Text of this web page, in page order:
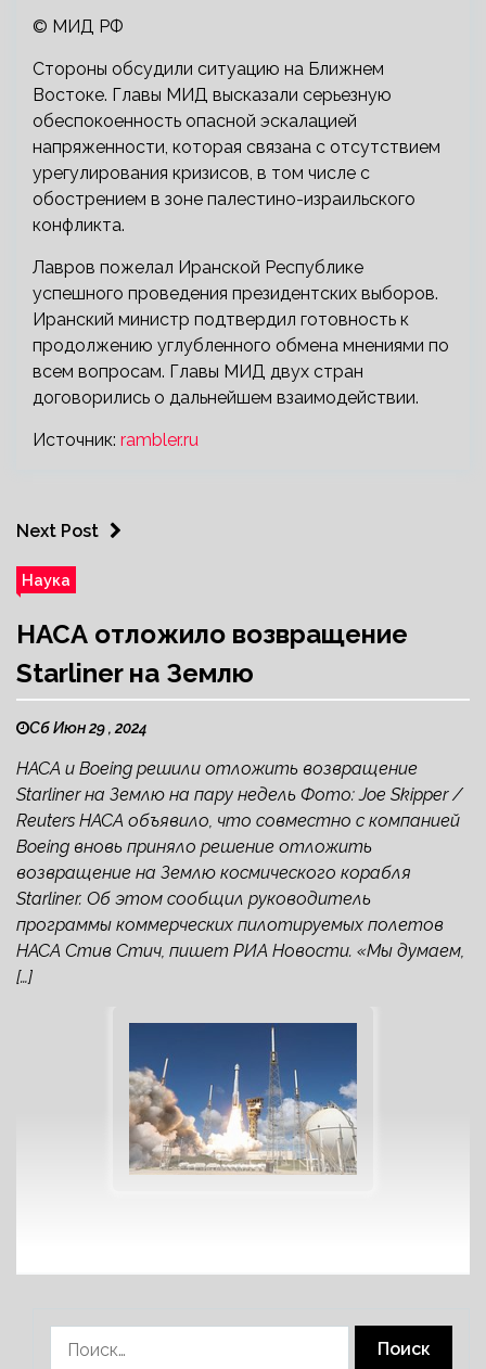
© МИД РФ
Стороны обсудили ситуацию на Ближнем
Востоке. Главы МИД высказали серьезную
обеспокоенность опасной эскалацией
напряженности, которая связана с отсутствием
урегулирования кризисов, в том числе с
обострением в зоне палестино-израильского
конфликта.
Лавров пожелал Иранской Республике
успешного проведения президентских выборов.
Иранский министр подтвердил готовность к
продолжению углубленного обмена мнениями по
всем вопросам. Главы МИД двух стран
договорились о дальнейшем взаимодействии.
Источник: rambler.ru
Next Post
Наука
НАСА отложило возвращение
Starliner на Землю
Сб Июн 29 , 2024
НАСА и Boeing решили отложить возвращение
Starliner на Землю на пару недель Фото: Joe Skipper /
Reuters НАСА объявило, что совместно с компанией
Boeing вновь приняло решение отложить
возвращение на Землю космического корабля
Starliner. Об этом сообщил руководитель
программы коммерческих пилотируемых полетов
НАСА Стив Стич, пишет РИА Новости. «Мы думаем,
[…]